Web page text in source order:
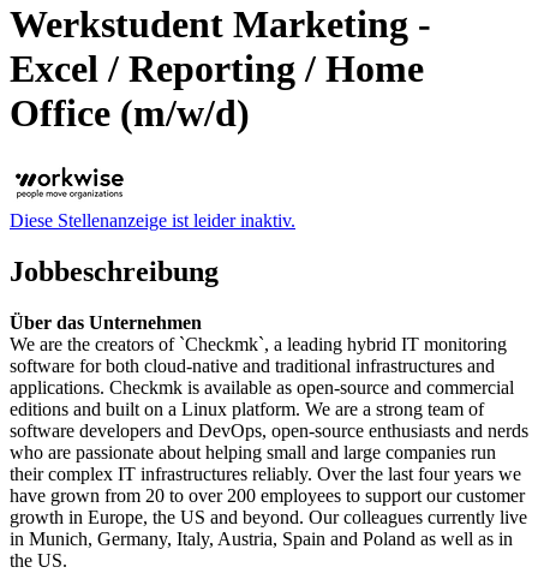
Werkstudent Marketing -
Excel / Reporting / Home
Office (m/w/d)
Diese Stellenanzeige ist leider inaktiv.
Jobbeschreibung
Über das Unternehmen
We are the creators of `Checkmk`, a leading hybrid IT monitoring
software for both cloud-native and traditional infrastructures and
applications. Checkmk is available as open-source and commercial
editions and built on a Linux platform. We are a strong team of
software developers and DevOps, open-source enthusiasts and nerds
who are passionate about helping small and large companies run
their complex IT infrastructures reliably. Over the last four years we
have grown from 20 to over 200 employees to support our customer
growth in Europe, the US and beyond. Our colleagues currently live
in Munich, Germany, Italy, Austria, Spain and Poland as well as in
the US.